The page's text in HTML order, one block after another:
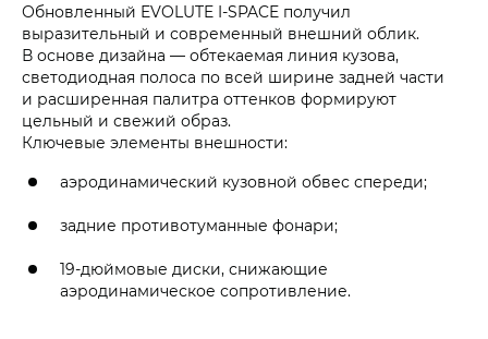
Обновленный EVOLUTE I-SPACE получил
выразительный и современный внешний облик.
В основе дизайна — обтекаемая линия кузова,
светодиодная полоса по всей ширине задней части
и расширенная палитра оттенков формируют
цельный и свежий образ.
Ключевые элементы внешности:
аэродинамический кузовной обвес спереди;
задние противотуманные фонари;
19-дюймовые диски, снижающие
аэродинамическое сопротивление.